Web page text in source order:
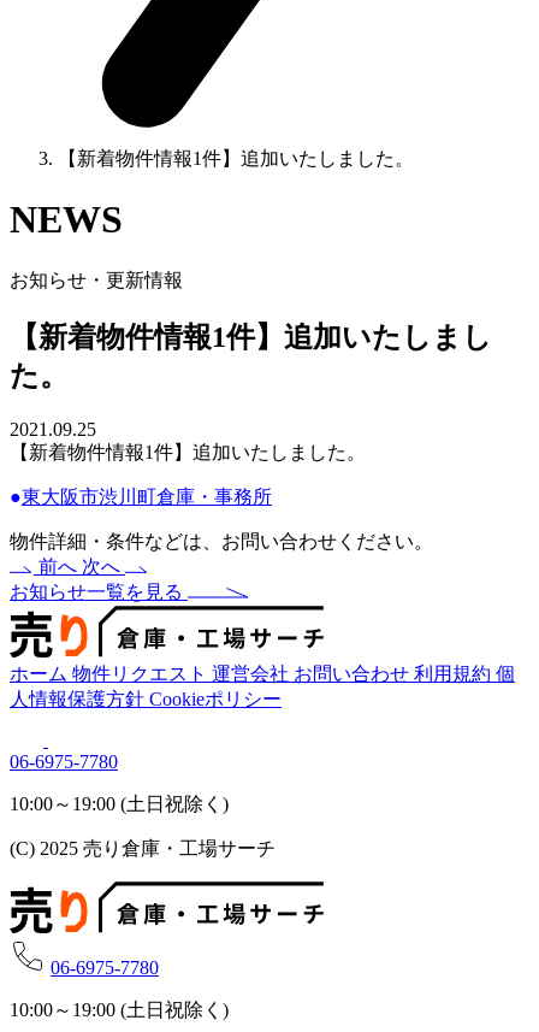
【新着物件情報1件】追加いたしました。
NEWS
お知らせ・更新情報
【新着物件情報1件】追加いたしまし
た。
2021.09.25
【新着物件情報1件】追加いたしました。
●東大阪市渋川町倉庫・事務所
物件詳細・条件などは、お問い合わせください。
前へ 次へ
お知らせ一覧を見る
ホーム 物件リクエスト 運営会社 お問い合わせ 利用規約 個
人情報保護方針 Cookieポリシー
06-6975-7780
10:00～19:00 (土日祝除く)
(C) 2025 売り倉庫・工場サーチ
06-6975-7780
10:00～19:00 (土日祝除く)